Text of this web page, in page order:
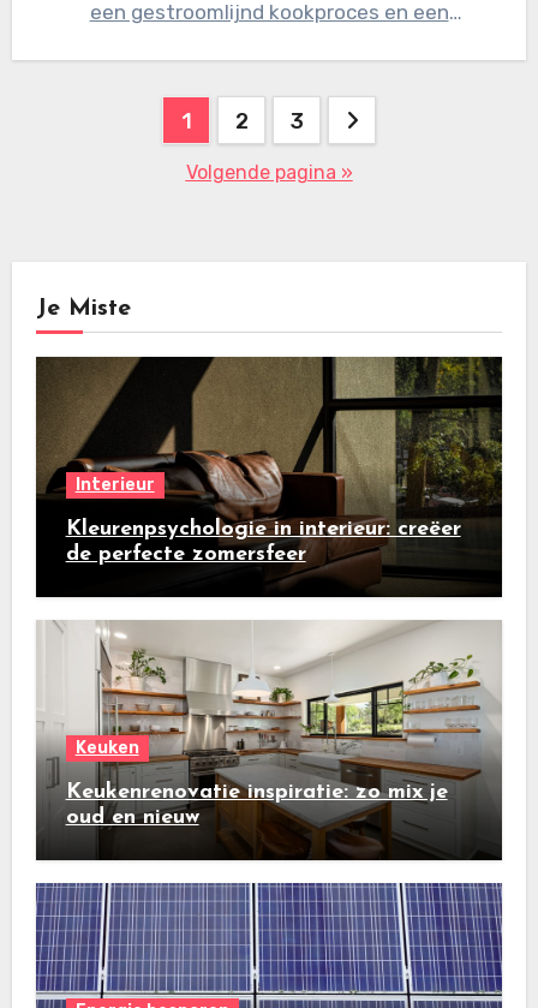
een gestroomlijnd kookproces en een
Berichten
paginering
1 2 3
Volgende pagina »
Je Miste
Interieur
Kleurenpsychologie in interieur: creëer
de perfecte zomersfeer
Keuken
Keukenrenovatie inspiratie: zo mix je
oud en nieuw